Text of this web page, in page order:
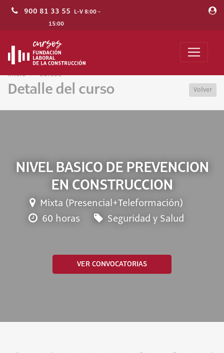
900 81 33 55 L-V 8:00 -
15:00
Inicio Cursos
Detalle del curso Volver
NIVEL BASICO DE PREVENCION
EN CONSTRUCCION
Mixta (Presencial+Teleformación)
60 horas
Seguridad y Salud
VER CONVOCATORIAS